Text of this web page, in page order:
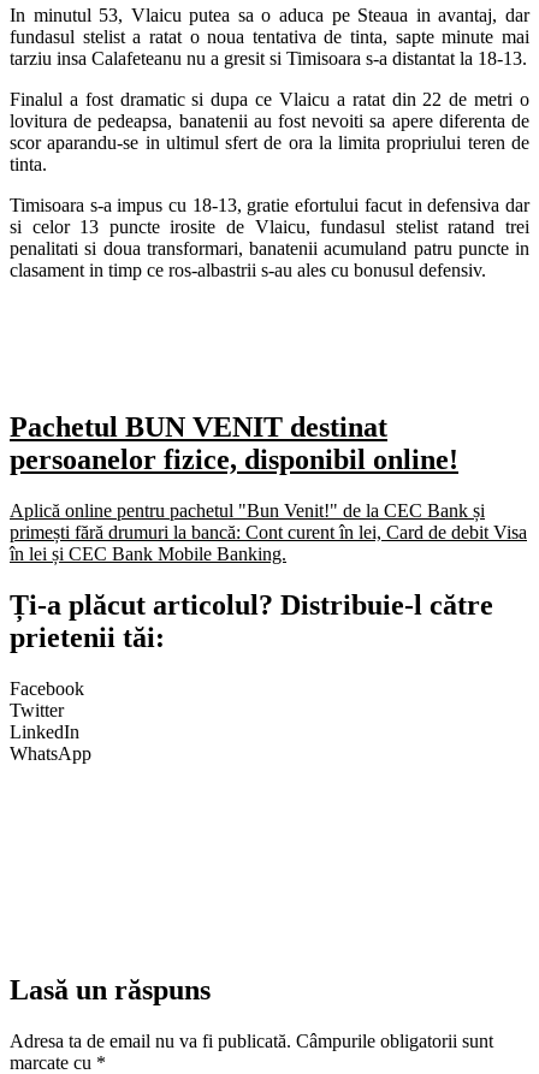
In minutul 53, Vlaicu putea sa o aduca pe Steaua in avantaj, dar
fundasul stelist a ratat o noua tentativa de tinta, sapte minute mai
tarziu insa Calafeteanu nu a gresit si Timisoara s-a distantat la 18-13.
Finalul a fost dramatic si dupa ce Vlaicu a ratat din 22 de metri o
lovitura de pedeapsa, banatenii au fost nevoiti sa apere diferenta de
scor aparandu-se in ultimul sfert de ora la limita propriului teren de
tinta.
Timisoara s-a impus cu 18-13, gratie efortului facut in defensiva dar
si celor 13 puncte irosite de Vlaicu, fundasul stelist ratand trei
penalitati si doua transformari, banatenii acumuland patru puncte in
clasament in timp ce ros-albastrii s-au ales cu bonusul defensiv.
Pachetul BUN VENIT destinat
persoanelor fizice, disponibil online!
Aplică online pentru pachetul "Bun Venit!" de la CEC Bank și
primești fără drumuri la bancă: Cont curent în lei, Card de debit Visa
în lei și CEC Bank Mobile Banking.​
Ți-a plăcut articolul? Distribuie-l către
prietenii tăi:
Facebook
Twitter
LinkedIn
WhatsApp
Lasă un răspuns
Adresa ta de email nu va fi publicată. Câmpurile obligatorii sunt
marcate cu *